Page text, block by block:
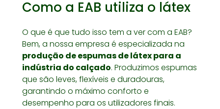
Como a EAB utiliza o látex
O que é que tudo isso tem a ver com a EAB?
Bem, a nossa empresa é especializada na
produção de espumas de látex para a
indústria do calçado. Produzimos espumas
que são leves, flexíveis e duradouras,
garantindo o máximo conforto e
desempenho para os utilizadores finais.